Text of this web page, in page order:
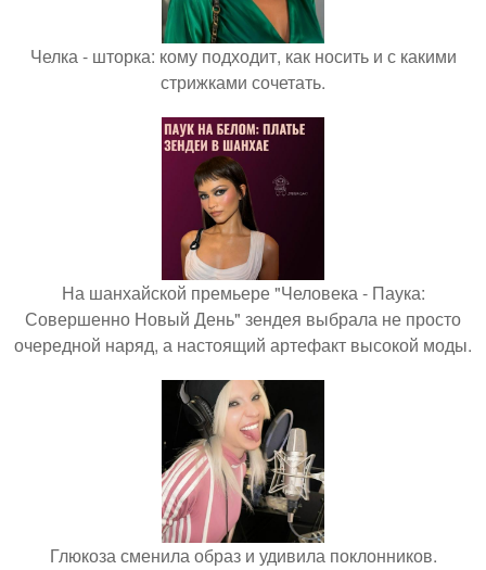
Челка - шторка: кому подходит, как носить и с какими
стрижками сочетать.
На шанхайской премьере "Человека - Паука:
Совершенно Новый День" зендея выбрала не просто
очередной наряд, а настоящий артефакт высокой моды.
Глюкоза сменила образ и удивила поклонников.